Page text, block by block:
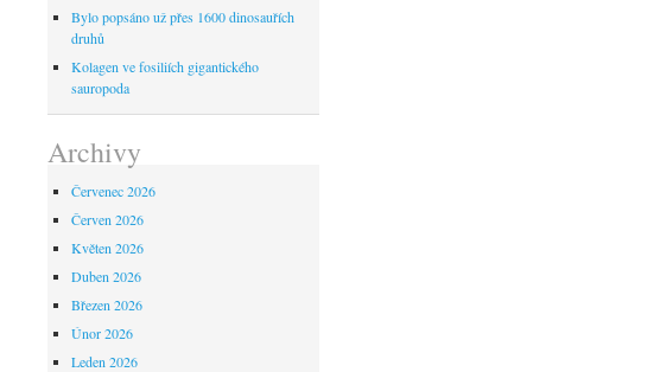
Bylo popsáno už přes 1600 dinosauřích
druhů
Kolagen ve fosiliích gigantického
sauropoda
Archivy
Červenec 2026
Červen 2026
Květen 2026
Duben 2026
Březen 2026
Únor 2026
Leden 2026